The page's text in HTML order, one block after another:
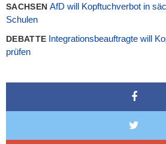
SACHSENAfD will Kopftuchverbot in
Schulen
DEBATTE Integrationsbeauftragte will
prüfen